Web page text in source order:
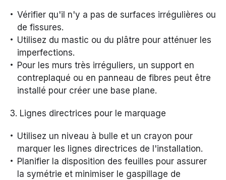
Vérifier qu'il n'y a pas de surfaces irrégulières ou
de fissures.
Utilisez du mastic ou du plâtre pour atténuer les
imperfections.
Pour les murs très irréguliers, un support en
contreplaqué ou en panneau de fibres peut être
installé pour créer une base plane.
3. Lignes directrices pour le marquage
Utilisez un niveau à bulle et un crayon pour
marquer les lignes directrices de l'installation.
Planifier la disposition des feuilles pour assurer
la symétrie et minimiser le gaspillage de